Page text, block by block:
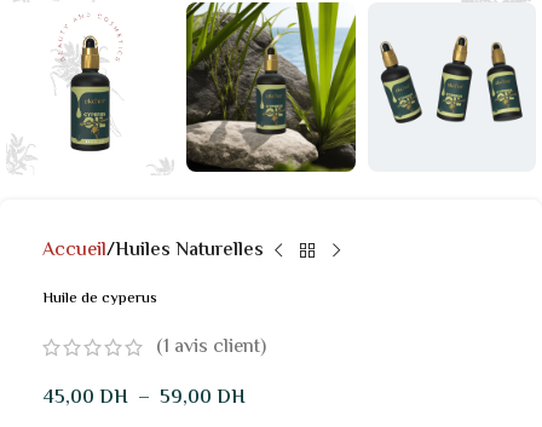
Accueil Huiles Naturelles
Huile de cyperus
(1 avis client)
45,00 DH – 59,00 DH